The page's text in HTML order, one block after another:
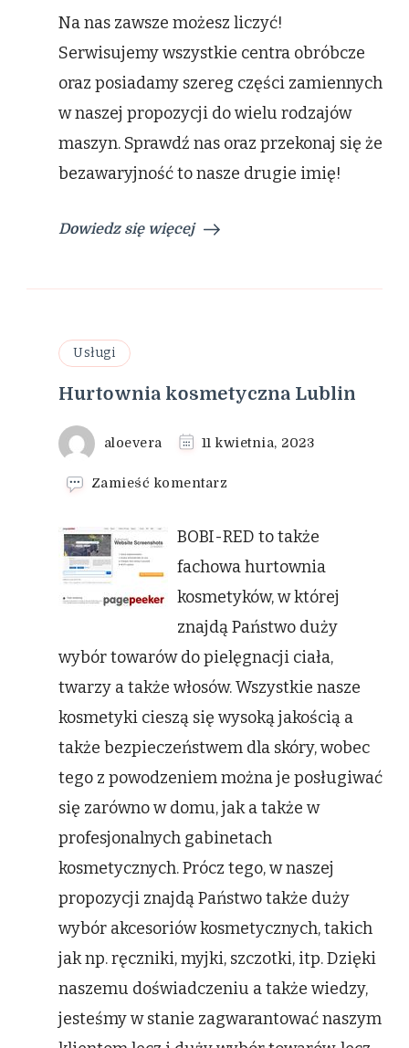
Na nas zawsze możesz liczyć!
Serwisujemy wszystkie centra obróbcze
oraz posiadamy szereg części zamiennych
w naszej propozycji do wielu rodzajów
maszyn. Sprawdź nas oraz przekonaj się że
bezawaryjność to nasze drugie imię!
Dowiedz się więcej
Usługi
Hurtownia kosmetyczna Lublin
aloevera 11 kwietnia, 2023
Zamieść komentarz
kosmetyczna
Lublin
BOBI-RED to także
fachowa hurtownia
kosmetyków, w której
znajdą Państwo duży
wybór towarów do pielęgnacji ciała,
twarzy a także włosów. Wszystkie nasze
kosmetyki cieszą się wysoką jakością a
także bezpieczeństwem dla skóry, wobec
tego z powodzeniem można je posługiwać
się zarówno w domu, jak a także w
profesjonalnych gabinetach
kosmetycznych. Prócz tego, w naszej
propozycji znajdą Państwo także duży
wybór akcesoriów kosmetycznych, takich
jak np. ręczniki, myjki, szczotki, itp. Dzięki
naszemu doświadczeniu a także wiedzy,
jesteśmy w stanie zagwarantować naszym